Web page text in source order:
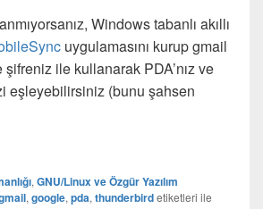
Windows tabanlı akıllı
uygulamasını kurup gmail
şifreniz ile kullanarak PDA’nız ve
eşleyebilirsiniz (bunu şahsen
, GNU/Linux ve Özgür Yazılım
, google, pda, thunderbirdetiketleri ile